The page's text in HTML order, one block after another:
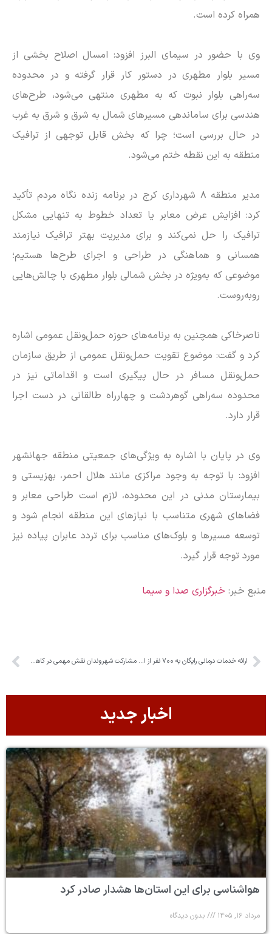
همراه کرده است.
وی با حضور در سیمای البرز افزود: امسال اصلاح بخشی از
مسیر بلوار مطهری در دستور کار قرار گرفته و در محدوده
سه‌راهی بلوار نبوت که به مطهری منتهی می‌شود، طرح‌های
هندسی برای ساماندهی مسیر‌های شمال به شرق و شرق به غرب
در حال بررسی است؛ چرا که بخش قابل توجهی از ترافیک
منطقه به این نقطه ختم می‌شود.
مدیر منطقه ۸ شهرداری کرج در برنامه زنده نگاه مردم تأکید
کرد: افزایش عرض معابر یا تعداد خطوط به تنهایی مشکل
ترافیک را حل نمی‌کند و برای مدیریت بهتر ترافیک نیازمند
همسانی و هماهنگی در طراحی و اجرای طرح‌ها هستیم؛
موضوعی که به‌ویژه در بخش شمالی بلوار مطهری با چالش‌هایی
روبه‌روست.
ناصرخاکی همچنین به برنامه‌های حوزه حمل‌ونقل عمومی اشاره
کرد و گفت: موضوع تقویت حمل‌ونقل عمومی از طریق سازمان
حمل‌ونقل مسافر در حال پیگیری است و اقداماتی نیز در
محدوده سه‌راهی گوهردشت و چهارراه طالقانی در دست اجرا
قرار دارد.
وی در پایان با اشاره به ویژگی‌های جمعیتی منطقه جهانشهر
افزود: با توجه به وجود مراکزی مانند هلال احمر، بهزیستی و
بیمارستان مدنی در این محدوده، لازم است طراحی معابر و
فضا‌های شهری متناسب با نیاز‌های این منطقه انجام شود و
توسعه مسیر‌ها و بلوک‌های مناسب برای تردد عابران پیاده نیز
مورد توجه قرار گیرد.
منبع خبر: خبرگزاری صدا و سیما
ارائه خدمات درمانی رایگان به ۷۰۰ نفر از اهالی روستای بانو صحرا مشارکت شهروندان نقش مهمی در کاهش ترافیک کرج دارد
اخبار جدید
هواشناسی برای این استان‌ها هشدار صادر کرد
مرداد ۱۶, ۱۴۰۵ بدون دیدگاه